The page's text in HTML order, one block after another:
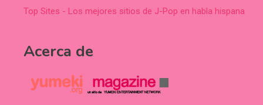
Top Sites - Los mejores sitios de J-Pop en habla hispana
Acerca de